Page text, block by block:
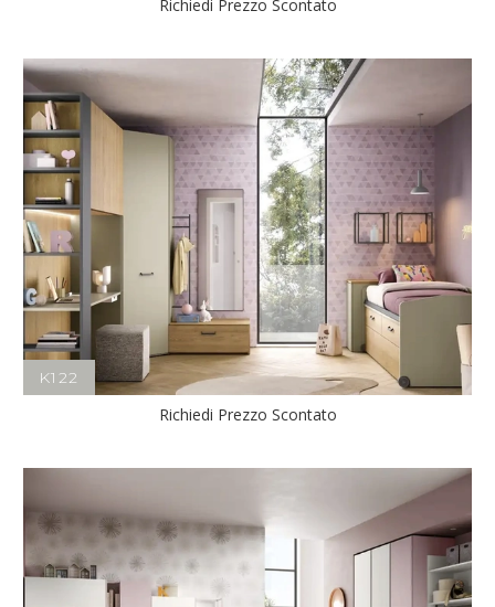
Richiedi Prezzo Scontato
K122
Richiedi Prezzo Scontato